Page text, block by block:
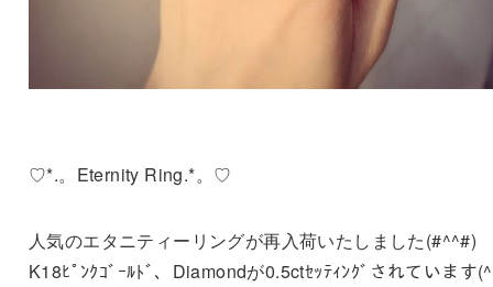
♡*.。Eternity Ring.*。♡
人気のエタニティーリングが再入荷いたしました(#^^#)
K18ﾋﾟﾝｸｺﾞｰﾙﾄﾞ、Diamondが0.5ctｾｯﾃｨﾝｸﾞされています